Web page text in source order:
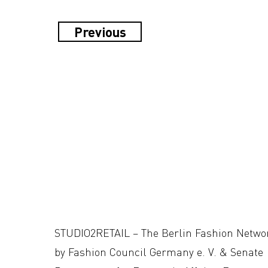
Previous
STUDIO2RETAIL – The Berlin Fashion
by Fashion Council Germany e. V. & Senate